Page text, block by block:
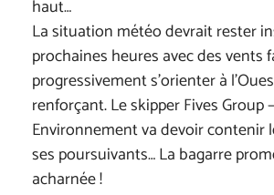
haut…
La situation météo devrait rester
prochaines heures avec des vents
progressivement s’orienter à
renforçant. Le skipper Fives Group
Environnement va devoir contenir
ses poursuivants… La bagarre
acharnée !